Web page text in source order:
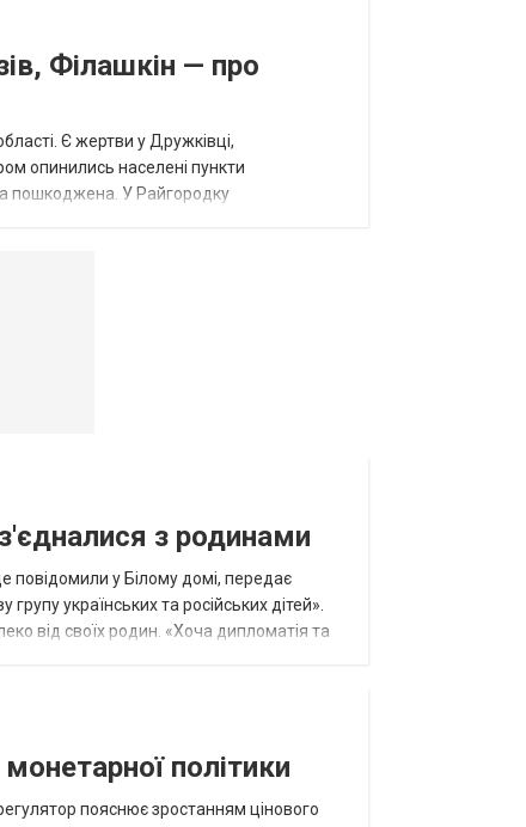
Філашкін — про
Є жертви у Дружківці,
опинились населені пункти
пошкоджена. У Райгородку
з родинами
повідомили у Білому домі, передає
українських та російських дітей».
від своїх родин. «Хоча дипломатія та
політики
пояснює зростанням цінового